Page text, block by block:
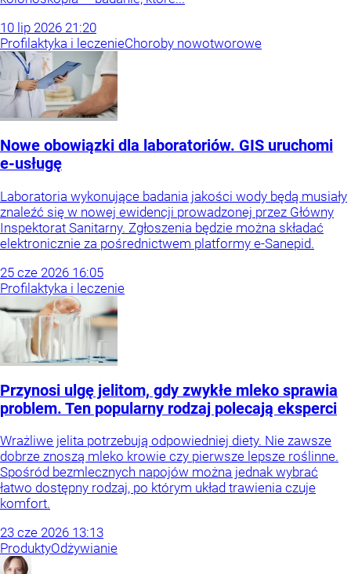
10 lip 2026 21:20
Profilaktyka i leczenieChoroby nowotworowe
Nowe obowiązki dla laboratoriów. GIS uruchomi
e-usługę
Laboratoria wykonujące badania jakości wody będą musiały
znaleźć się w nowej ewidencji prowadzonej przez Główny
Inspektorat Sanitarny. Zgłoszenia będzie można składać
elektronicznie za pośrednictwem platformy e-Sanepid.
25 cze 2026 16:05
Profilaktyka i leczenie
Przynosi ulgę jelitom, gdy zwykłe mleko sprawia
problem. Ten popularny rodzaj polecają eksperci
Wrażliwe jelita potrzebują odpowiedniej diety. Nie zawsze
dobrze znoszą mleko krowie czy pierwsze lepsze roślinne.
Spośród bezmlecznych napojów można jednak wybrać
łatwo dostępny rodzaj, po którym układ trawienia czuje
komfort.
23 cze 2026 13:13
ProduktyOdżywianie